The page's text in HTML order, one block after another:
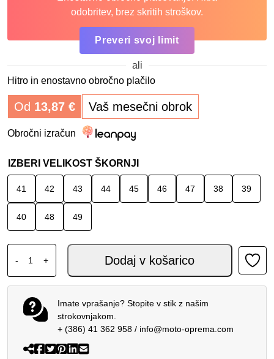
odobritev, brez skritih stroškov.
Preveri svoj limit
ali
Hitro in enostavno obročno plačilo
Od 13,87 € Vaš mesečni obrok
Obročni izračun
IZBERI VELIKOST ŠKORNJI
41 42 43 44 45 46 47 38 39
40 48 49
-
XPD X-ADVENTURE H2OUT ŠKORNJI BLACK količina
+ Dodaj v košarico
Imate vprašanje? Stopite v stik z našim
strokovnjakom.
+ (386) 41 362 958/ info@moto-oprema.com